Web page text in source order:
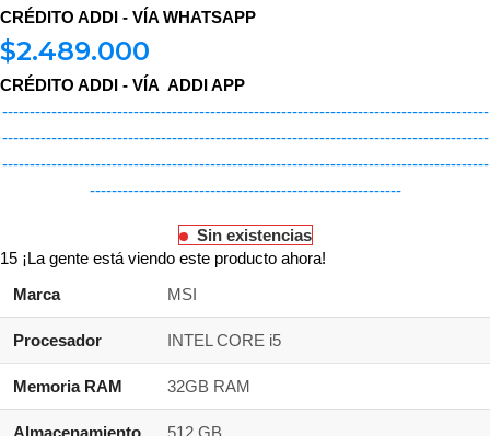
CRÉDITO ADDI - VÍA WHATSAPP
$2.489.000
CRÉDITO ADDI - VÍA ADDI APP
-----------------------------------------------------------------------------------------
-----------------------------------------------------------------------------------------
-----------------------------------------------------------------------------------------
---------------------------------------------------------
Sin existencias
15 ¡La gente está viendo este producto ahora!
Marca
MSI
Procesador INTEL CORE i5
Memoria RAM 32GB RAM
Almacenamiento
512 GB